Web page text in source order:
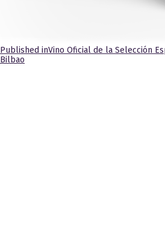
Navegación
de
Published inVino Oficial de la Selección
Bilbao